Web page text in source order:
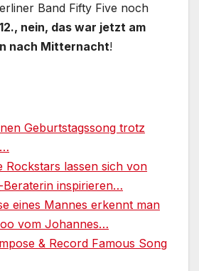
Band Fifty Five noch
nein, das war jetzt am
nach Mitternacht!
Geburtstagssong trotz
Rockstars lassen sich von
Beraterin inspirieren…
eines Mannes erkennt man
vom Johannes…
& Record Famous Song